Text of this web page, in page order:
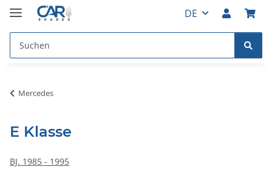
DE
Mercedes
E Klasse
BJ. 1985 - 1995